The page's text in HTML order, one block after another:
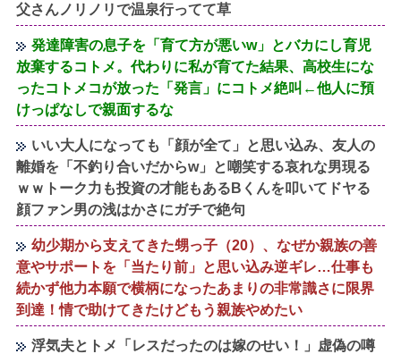
父さんノリノリで温泉行ってて草
発達障害の息子を「育て方が悪いw」とバカにし育児
放棄するコトメ。代わりに私が育てた結果、高校生にな
ったコトメコが放った「発言」にコトメ絶叫←他人に預
けっぱなしで親面するな
いい大人になっても「顔が全て」と思い込み、友人の
離婚を「不釣り合いだからw」と嘲笑する哀れな男現る
ｗｗトーク力も投資の才能もあるBくんを叩いてドヤる
顔ファン男の浅はかさにガチで絶句
幼少期から支えてきた甥っ子（20）、なぜか親族の善
意やサポートを「当たり前」と思い込み逆ギレ…仕事も
続かず他力本願で横柄になったあまりの非常識さに限界
到達！情で助けてきたけどもう親族やめたい
浮気夫とトメ「レスだったのは嫁のせい！」虚偽の噂